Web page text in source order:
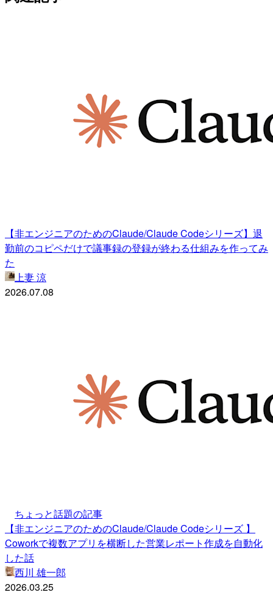
【非エンジニアのためのClaude/Claude Codeシリーズ】退
勤前のコピペだけで議事録の登録が終わる仕組みを作ってみ
た
上妻 涼
2026.07.08
ちょっと話題の記事
【非エンジニアのためのClaude/Claude Codeシリーズ 】
Coworkで複数アプリを横断した営業レポート作成を自動化
した話
西川 雄一郎
2026.03.25